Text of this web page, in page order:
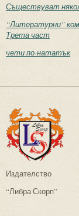
Съществуват
“Литературни”
Трета част
чети по-нататък
Издателство
“Либра Скорп”